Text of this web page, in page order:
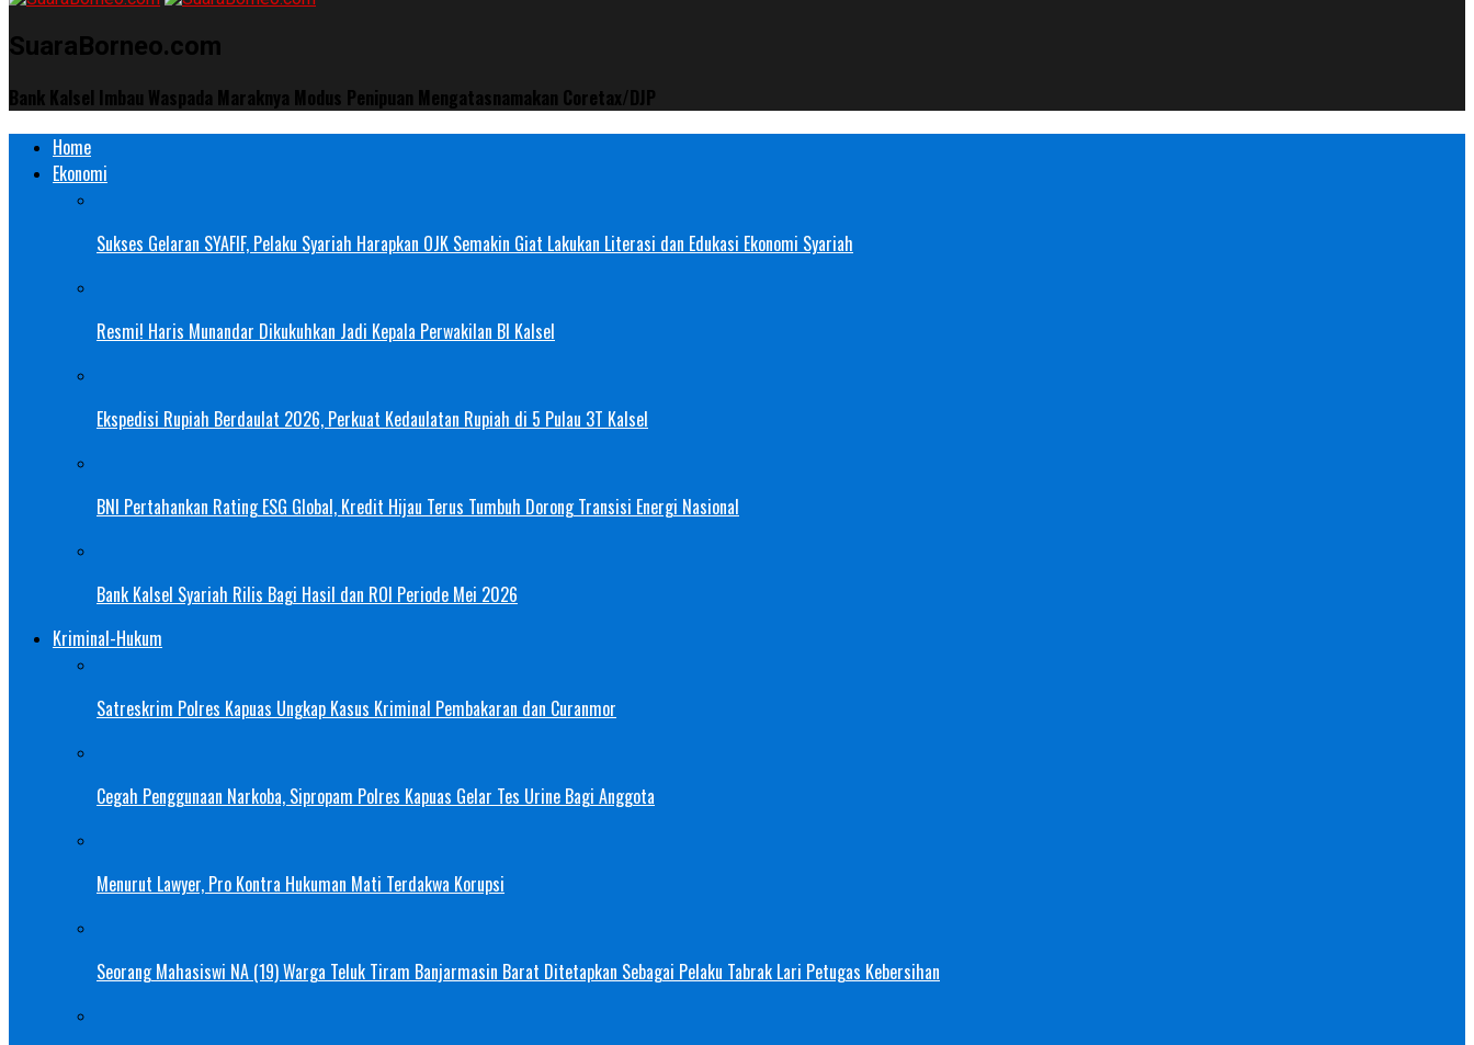
SuaraBorneo.com
Bank Kalsel Imbau Waspada Maraknya Modus Penipuan Mengatasnamakan Coretax/DJP
Home
Ekonomi
Sukses Gelaran SYAFIF, Pelaku Syariah Harapkan OJK Semakin Giat Lakukan Literasi dan Edukasi Ekonomi Syariah
Resmi! Haris Munandar Dikukuhkan Jadi Kepala Perwakilan BI Kalsel
Ekspedisi Rupiah Berdaulat 2026, Perkuat Kedaulatan Rupiah di 5 Pulau 3T Kalsel
BNI Pertahankan Rating ESG Global, Kredit Hijau Terus Tumbuh Dorong Transisi Energi Nasional
Bank Kalsel Syariah Rilis Bagi Hasil dan ROI Periode Mei 2026
Kriminal-Hukum
Satreskrim Polres Kapuas Ungkap Kasus Kriminal Pembakaran dan Curanmor
Cegah Penggunaan Narkoba, Sipropam Polres Kapuas Gelar Tes Urine Bagi Anggota
Menurut Lawyer, Pro Kontra Hukuman Mati Terdakwa Korupsi
Seorang Mahasiswi NA (19) Warga Teluk Tiram Banjarmasin Barat Ditetapkan Sebagai Pelaku Tabrak Lari Petugas Kebersihan